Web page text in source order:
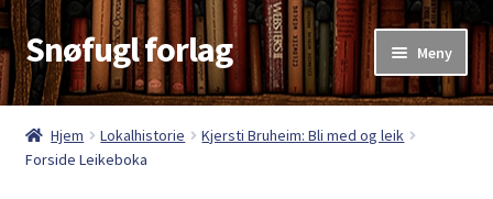
Hopp
til
navigasjon
Hopp
til
innhold
Snøfugl forlag Meny
Hjem
Aktuelt
Hjem Lokalhistorie
Kjersti Bruheim: Bli med og leik
Forside Leikeboka